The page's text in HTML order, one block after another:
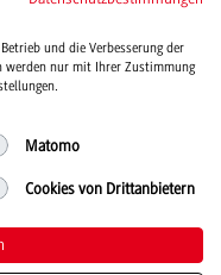
Württemberg
und die Verbesserung der
werden nur mit Ihrer Zustimmung
Matomo
Cookies von Drittanbietern